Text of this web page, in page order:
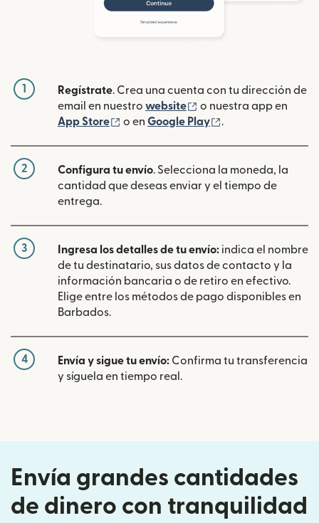
1 Regístrate. Crea una cuenta con tu dirección de
email en nuestro website (se abre en una
o nuestra app en
App Store
(se abre en una ventana nueva)
o en Google Play .
2 Configura tu envío. Selecciona la moneda, la
cantidad que deseas enviar y el tiempo de
entrega.
3 Ingresa los detalles de tu envío: indica el nombre
de tu destinatario, sus datos de contacto y la
información bancaria o de retiro en efectivo.
Elige entre los métodos de pago disponibles en
Barbados.
4 Envía y sigue tu envío: Confirma tu transferencia
y síguela en tiempo real.
Envía grandes cantidades
de dinero con tranquilidad